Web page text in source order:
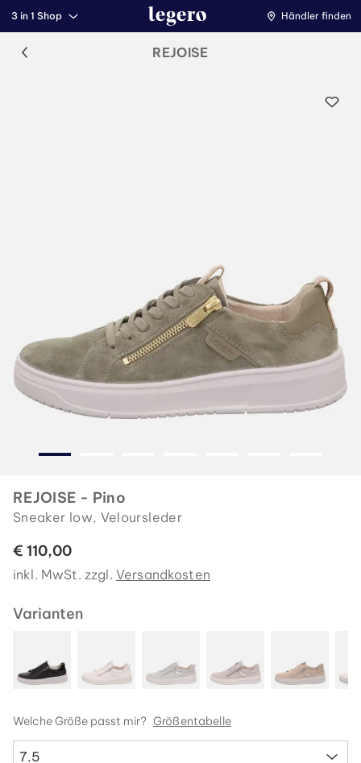
3 in 1 Shop Händler finden
REJOISE
REJOISE - Pino
Sneaker low, Veloursleder
€ 110,00
inkl. MwSt. zzgl. Versandkosten
Varianten
Welche Größe passt mir? Größentabelle
7.5